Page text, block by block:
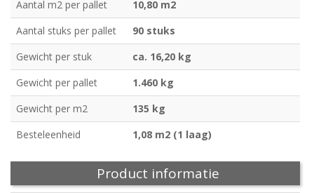
Aantal m2 per pallet
10,80 m2
Aantal stuks per pallet
90 stuks
Gewicht per stuk
ca. 16,20 kg
Gewicht per pallet
1.460 kg
Gewicht per m2
135 kg
Besteleenheid
1,08 m2 (1 laag)
Product informatie